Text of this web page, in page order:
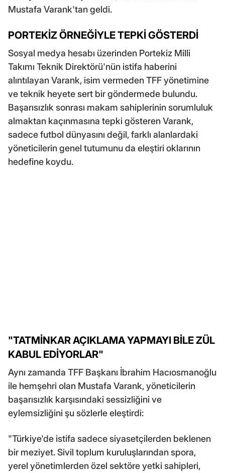
Mustafa Varank'tan geldi.
PORTEKİZ ÖRNEĞİYLE TEPKİ GÖSTERDİ
Sosyal medya hesabı üzerinden Portekiz Milli
Takımı Teknik Direktörü'nün istifa haberini
alıntılayan Varank, isim vermeden TFF yönetimine
ve teknik heyete sert bir göndermede bulundu.
Başarısızlık sonrası makam sahiplerinin sorumluluk
almaktan kaçınmasına tepki gösteren Varank,
sadece futbol dünyasını değil, farklı alanlardaki
yöneticilerin genel tutumunu da eleştiri oklarının
hedefine koydu.
"TATMİNKAR AÇIKLAMA YAPMAYI BİLE ZÜL
KABUL EDİYORLAR"
Aynı zamanda TFF Başkanı İbrahim Hacıosmanoğlu
ile hemşehri olan Mustafa Varank, yöneticilerin
başarısızlık karşısındaki sessizliğini ve
eylemsizliğini şu sözlerle eleştirdi:
"Türkiye'de istifa sadece siyasetçilerden beklenen
bir meziyet. Sivil toplum kuruluşlarından spora,
yerel yönetimlerden özel sektöre yetki sahipleri,